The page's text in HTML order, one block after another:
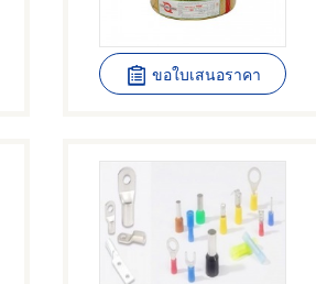
ขอใบเสนอราคา